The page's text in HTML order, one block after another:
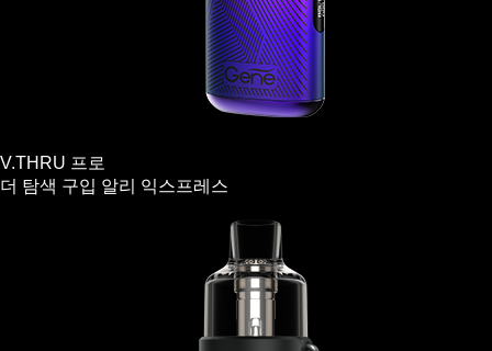
V.THRU 프로
더 탐색 구입 알리 익스프레스